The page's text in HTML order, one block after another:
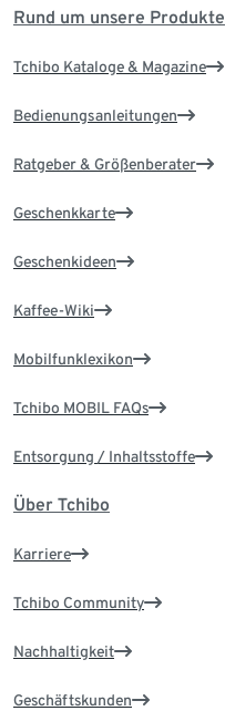
Rund um unsere Produkte
Tchibo Kataloge & Magazine
Bedienungsanleitungen
Ratgeber & Größenberater
Geschenkkarte
Geschenkideen
Kaffee-Wiki
Mobilfunklexikon
Tchibo MOBIL FAQs
Entsorgung / Inhaltsstoffe
Über Tchibo
Karriere
Tchibo Community
Nachhaltigkeit
Geschäftskunden